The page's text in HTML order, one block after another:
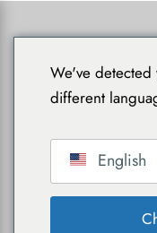
We've detected
different
English